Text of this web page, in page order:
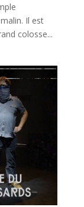
Il est
colosse...